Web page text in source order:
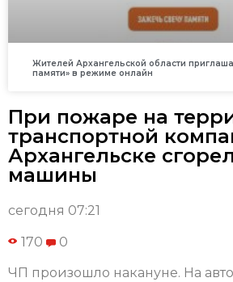
Жителей Архангельской области
памяти» в режиме онлайн
При пожаре на
транспортной
Архангельске
машины
сегодня 07:21
170 0
ЧП произошло накануне. На